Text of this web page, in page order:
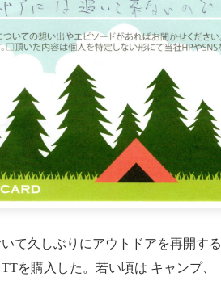
て久しぶりにアウトドアを再開する
を購入した。若い頃は キャンプ、